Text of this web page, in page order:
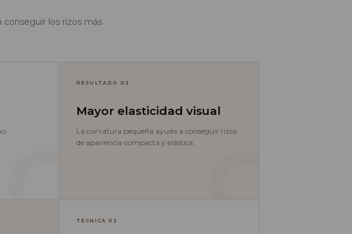
los rizos más
RESULTADO 02
Mayor elasticidad visual
La curvatura pequeña ayuda a conseguir rizos
de apariencia compacta y elástica.
TÉCNICA 02